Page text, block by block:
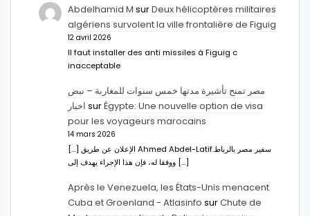
Abdelhamid M surDeux hélicoptères militaires
algériens survolent la ville frontalière de Figuig
12 avril 2026
Il faut installer des anti missiles à Figuig c
inacceptable
مصر تمنح تأشيرة مدتها خمس سنوات للمغاربة – نبض
اخبار surÉgypte: Une nouvelle option de visa
pour les voyageurs marocains
14 mars 2026
[…] الإعلان عن طريق Ahmed Abdel-Latifسفير مصر بالرباط.
ووفقا له، فإن هذا الإجراء يهدف إلى […]
Après le Venezuela, les États-Unis menacent
Cuba et Groenland - Atlasinfo surChute de